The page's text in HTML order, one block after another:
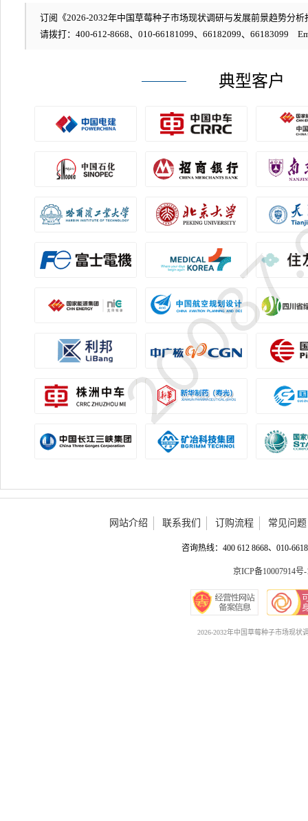
订阅《2026-2032年中国草莓种子市场现状调研与发展前景趋势分析
请拨打：400-612-8668、010-66181099、66182099、66183099
典型客户
网站介绍 联系我们 订购流程 常见问题
咨询热线：400 612 8668、010-
京ICP备10007914号-
2026-2032年中国草莓种子市场现状